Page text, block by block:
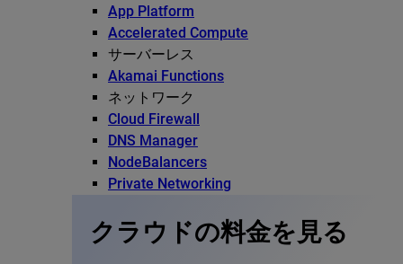
App Platform
Accelerated Compute
サーバーレス
Akamai Functions
ネットワーク
Cloud Firewall
DNS Manager
NodeBalancers
Private Networking
クラウドの料金を見る